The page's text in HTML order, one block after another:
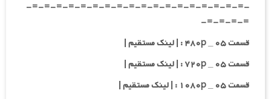
-=-=-=-=-=-=-=-=-=-=-=-=-=-=-=-=-=-=-
=-=-=-=-
قسمت ۰۵ _ ۴۸۰p : | لینک مستقیم |
قسمت ۰۵ _ ۷۲۰p : | لینک مستقیم |
قسمت ۰۵ _ ۱۰۸۰p : | لینک مستقیم |